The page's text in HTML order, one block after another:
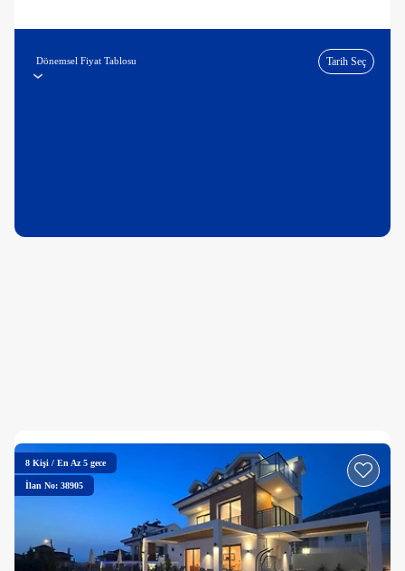
Dönemsel Fiyat Tablosu Tarih Seç
8 Kişi / En Az 5 gece
İlan No: 38905